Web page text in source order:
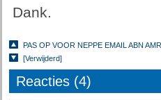
Dank.
PAS OP VOOR NEPPE EMAIL ABN
[Verwijderd]
Reacties (4)